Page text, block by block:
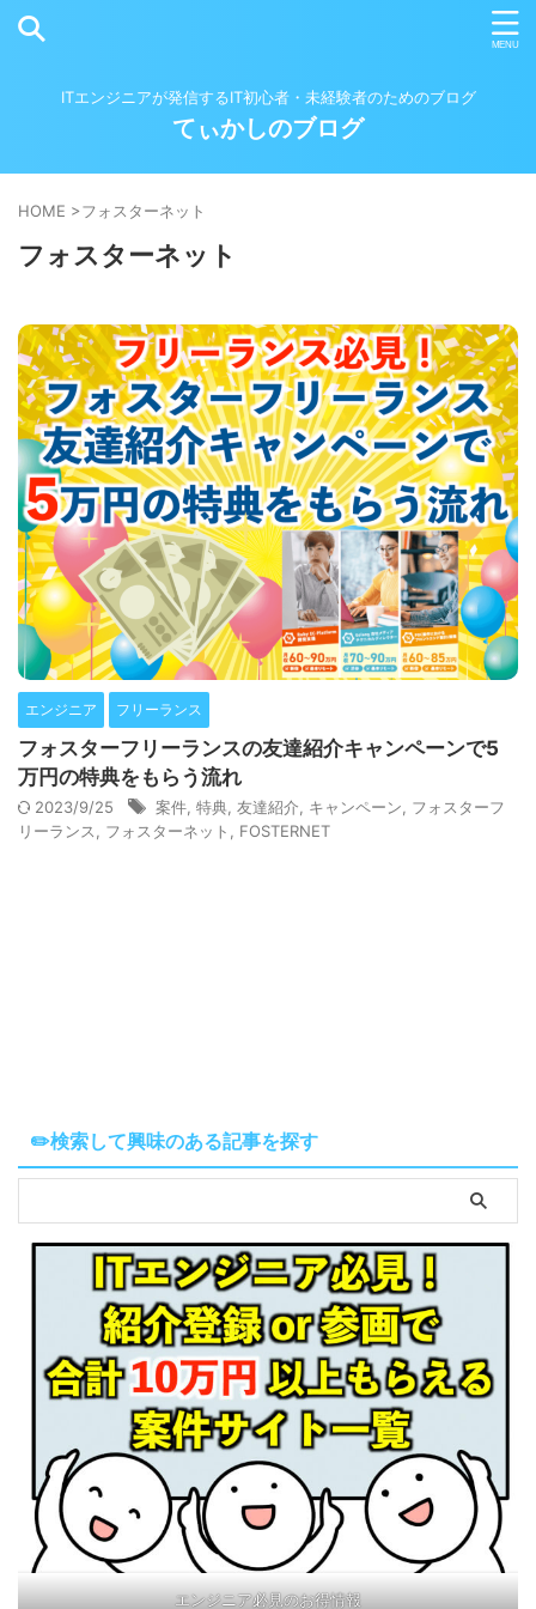
ITエンジニアが発信するIT初心者・未経験者のためのブログ
てぃかしのブログ
HOME >フォスターネット
フォスターネット
エンジニア フリーランス
フォスターフリーランスの友達紹介キャンペーンで5
万円の特典をもらう流れ
2023/9/25 案件 特典 友達紹介 キャンペーン
フォスターフ
リーランス
フォスターネット FOSTERNET
✏️検索して興味のある記事を探す
エンジニア必見のお得情報